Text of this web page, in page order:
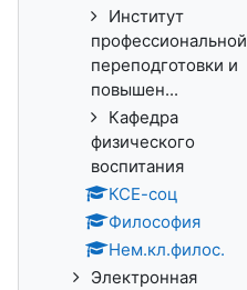
Институт
профессиональной
переподготовки и
повышен...
Кафедра
физического
воспитания
КСЕ-соц
Философия
Нем.кл.филос.
Электронная